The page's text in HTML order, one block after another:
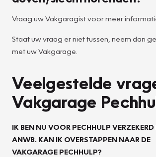
Vraag uw Vakgaragist voor meer
Staat uw vraag er niet tussen, neem dan
met uw Vakgarage.
Veelgestelde
Vakgarage
IK BEN NU VOOR PECHHULP VERZEKERD
ANWB. KAN IK OVERSTAPPEN NAAR DE
VAKGARAGE PECHHULP?